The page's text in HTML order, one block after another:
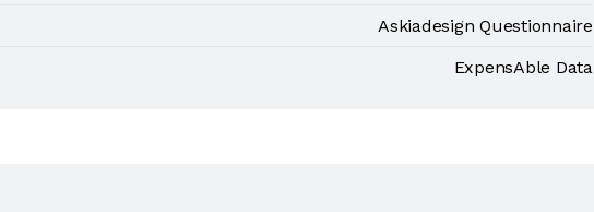
Askiadesign Questionnaire
ExpensAble Data